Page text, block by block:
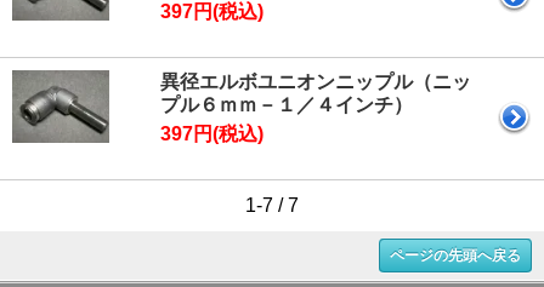
397円(税込)
異径エルボユニオンニップル（ニッ
プル６ｍｍ－１／４インチ）
397円(税込)
1-7 / 7
ページの先頭へ戻る